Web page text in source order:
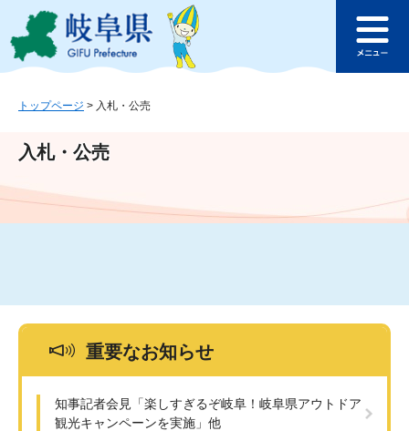
ジ
ュ
文
このページの本文へ
ュ
トップページ > 入札・公売
入札・公売
重要なお知らせ
知事記者会見「楽しすぎるぞ岐阜！岐阜県アウトドア
観光キャンペーンを実施」他